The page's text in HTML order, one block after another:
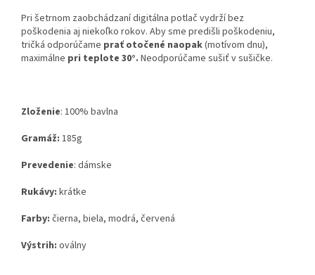
Pri šetrnom zaobchádzaní digitálna potlač vydrží bez
poškodenia aj niekoľko rokov. Aby sme predišli poškodeniu,
tričká odporúčame prať otočené naopak(motívom dnu),
maximálne pri teplote 30°. Neodporúčame sušiť v sušičke.
Zloženie: 100% bavlna
Gramáž: 185g
Prevedenie: dámske
Rukávy: krátke
Farby: čierna, biela, modrá, červená
Výstrih: oválny